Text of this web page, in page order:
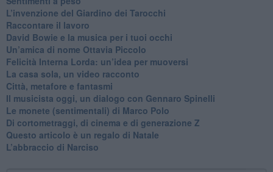
​L’invenzione del Giardino dei Tarocchi
​Raccontare il lavoro
David Bowie e la musica per i tuoi occhi
Un’amica di nome Ottavia Piccolo
​Felicità Interna Lorda: un’idea per muoversi
​La casa sola, un video racconto
​Città, metafore e fantasmi
Il musicista oggi, un dialogo con Gennaro Spinelli
Le monete (sentimentali) di Marco Polo
​Di cortometraggi, di cinema e di generazione Z
​Questo articolo è un regalo di Natale
L’abbraccio di Narciso